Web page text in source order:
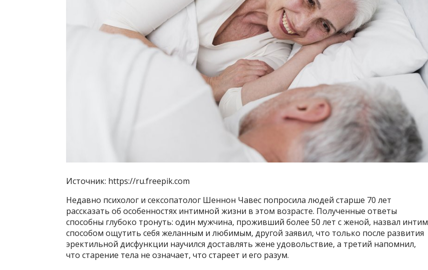
Источник: https://ru.freepik.com
Недавно психолог и сексопатолог Шеннон Чавес попросила людей старше 70 лет
рассказать об особенностях интимной жизни в этом возрасте. Полученные ответы
способны глубоко тронуть: один мужчина, проживший более 50 лет с женой, назвал интим
способом ощутить себя желанным и любимым, другой заявил, что только после развития
эректильной дисфункции научился доставлять жене удовольствие, а третий напомнил,
что старение тела не означает, что стареет и его разум.